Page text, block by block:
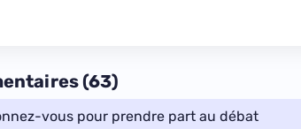
(63)
vous pour prendre part au débat